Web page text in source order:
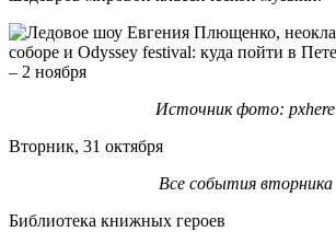
Источник фото: pxhere
Вторник, 31 октября
Все события вторника
Библиотека книжных героев